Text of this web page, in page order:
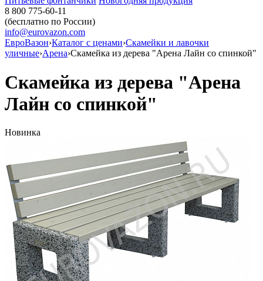
8 800 775-60-11
(бесплатно по России)
info@eurovazon.com
ЕвроВазон›Каталог с ценами›Скамейки и лавочки
уличные›Арена›Скамейка из дерева "Арена Лайн со спинкой"
Скамейка из дерева "Арена
Лайн со спинкой"
Новинка